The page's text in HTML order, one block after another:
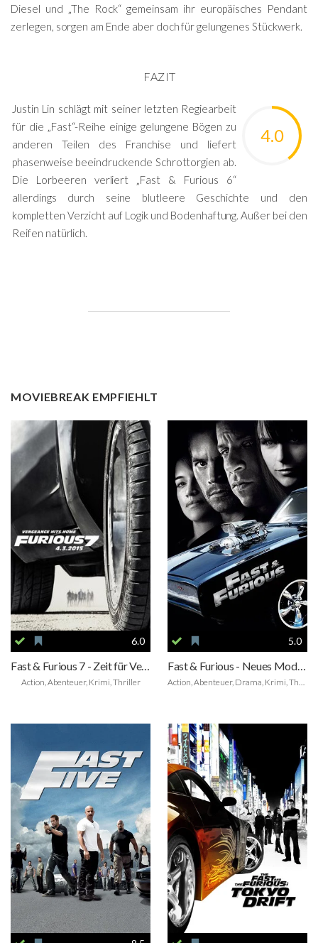
Diesel und „The Rock“ gemeinsam ihr europäisches Pendant
zerlegen, sorgen am Ende aber doch für gelungenes Stückwerk.
FAZIT
4.0
Justin Lin schlägt mit seiner letzten Regiearbeit
für die „Fast“-Reihe einige gelungene Bögen zu
anderen Teilen des Franchise und liefert
phasenweise beeindruckende Schrottorgien ab.
Die Lorbeeren verliert „Fast & Furious 6“
allerdings durch seine blutleere Geschichte und den
kompletten Verzicht auf Logik und Bodenhaftung. Außer bei den
Reifen natürlich.
MOVIEBREAK EMPFIEHLT
6.0
Fast & Furious 7 - Zeit für Vergeltung
Action, Abenteuer, Krimi, Thriller
5.0
Fast & Furious - Neues Modell. Originalteile.